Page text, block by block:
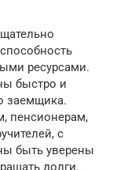
ресурсами.
быстро и
заемщика.
пенсионерам,
с
быть уверены
долги.